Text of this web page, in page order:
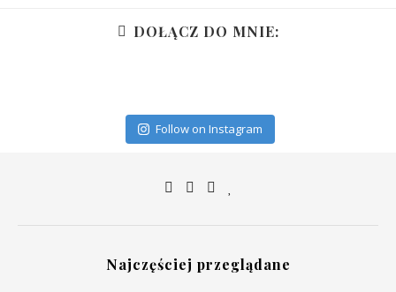
DOŁĄCZ DO MNIE:
Follow on Instagram
Najczęściej przeglądane